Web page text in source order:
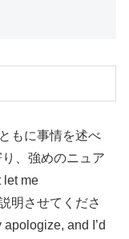
もに事情を述べ
、強めのニュア
let me
明させてくださ
and I’d